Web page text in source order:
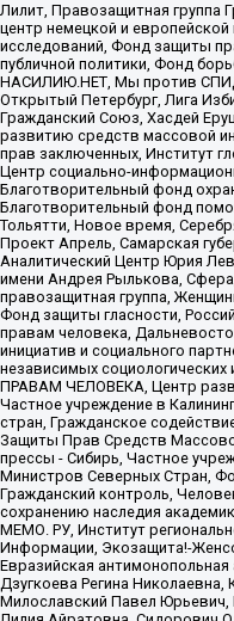
Лилит, Правозащитная группа
центр немецкой и
исследований, Фонд защиты
публичной политики, Фонд
НАСИЛИЮ.НЕТ, Мы против
Открытый Петербург, Лига
Гражданский Союз, Хасдей
развитию средств массовой
прав заключенных, Институт
Центр социально-
Благотворительный фонд
Благотворительный фонд
Тольятти, Новое время,
Проект Апрель, Самарская
Аналитический Центр Юрия
имени Андрея Рылькова,
правозащитная группа,
Фонд защиты гласности,
правам человека,
инициатив и социального
независимых
ПРАВАМ ЧЕЛОВЕКА, Центр
Частное учреждение в
стран, Гражданское
Защиты Прав Средств
прессы - Сибирь, Частное
Министров Северных Стран,
Гражданский контроль,
сохранению наследия
МЕМО. РУ, Институт
Информации, Экозащита!-
Евразийская
Дзугкоева Регина
Милославский Павел